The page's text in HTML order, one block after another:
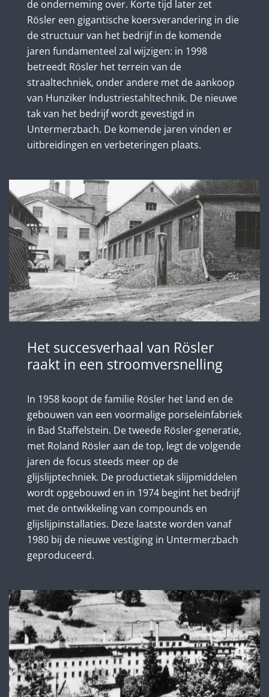
de onderneming over. Korte tijd later zet
Rösler een gigantische koersverandering in die
de structuur van het bedrijf in de komende
jaren fundamenteel zal wijzigen: in 1998
betreedt Rösler het terrein van de
straaltechniek, onder andere met de aankoop
van Hunziker Industriestahltechnik. De nieuwe
tak van het bedrijf wordt gevestigd in
Untermerzbach. De komende jaren vinden er
uitbreidingen en verbeteringen plaats.
Het succesverhaal van Rösler
raakt in een stroomversnelling
In 1958 koopt de familie Rösler het land en de
gebouwen van een voormalige porseleinfabriek
in Bad Staffelstein. De tweede Rösler-generatie,
met Roland Rösler aan de top, legt de volgende
jaren de focus steeds meer op de
glijslijptechniek. De productietak slijpmiddelen
wordt opgebouwd en in 1974 begint het bedrijf
met de ontwikkeling van compounds en
glijslijpinstallaties. Deze laatste worden vanaf
1980 bij de nieuwe vestiging in Untermerzbach
geproduceerd.